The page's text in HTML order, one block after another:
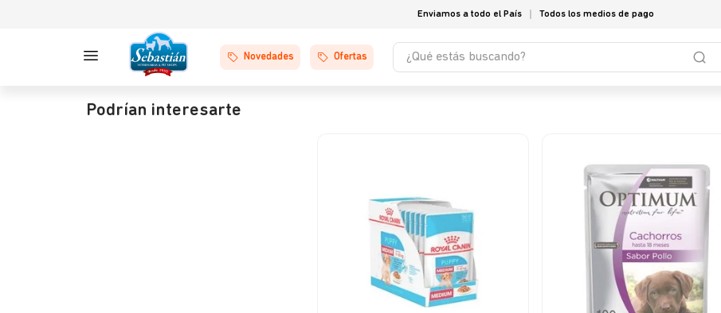
Enviamos a todo el País Todos los medios de pago
Novedades Ofertas
¿Qué estás buscando?
Podrían interesarte